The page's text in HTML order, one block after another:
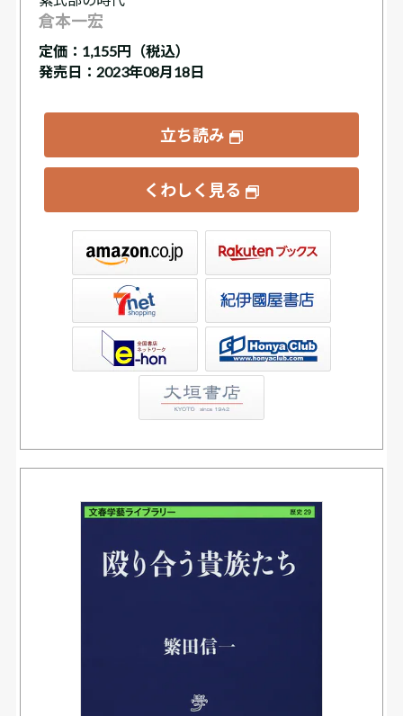
倉本一宏
定価： 1,155円（税込）
発売日：2023年08月18日
立ち読み
くわしく見る
書店ウェブストア